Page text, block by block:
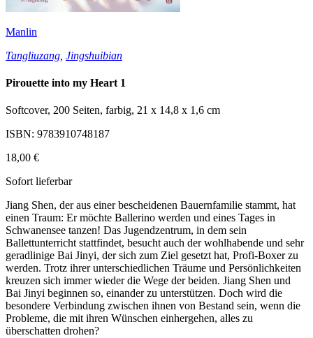
Manlin
Tangliuzang Jingshuibian
Pirouette into my Heart 1
Softcover, 200 Seiten, farbig, 21 x 14,8 x 1,6 cm
ISBN: 9783910748187
18,00 €
Sofort lieferbar
Jiang Shen, der aus einer bescheidenen Bauernfamilie stammt, hat
einen Traum: Er möchte Ballerino werden und eines Tages in
Schwanensee tanzen! Das Jugendzentrum, in dem sein
Ballettunterricht stattfindet, besucht auch der wohlhabende und sehr
geradlinige Bai Jinyi, der sich zum Ziel gesetzt hat, Profi-Boxer zu
werden. Trotz ihrer unterschiedlichen Träume und Persönlichkeiten
kreuzen sich immer wieder die Wege der beiden. Jiang Shen und
Bai Jinyi beginnen so, einander zu unterstützen. Doch wird die
besondere Verbindung zwischen ihnen von Bestand sein, wenn die
Probleme, die mit ihren Wünschen einhergehen, alles zu
überschatten drohen?